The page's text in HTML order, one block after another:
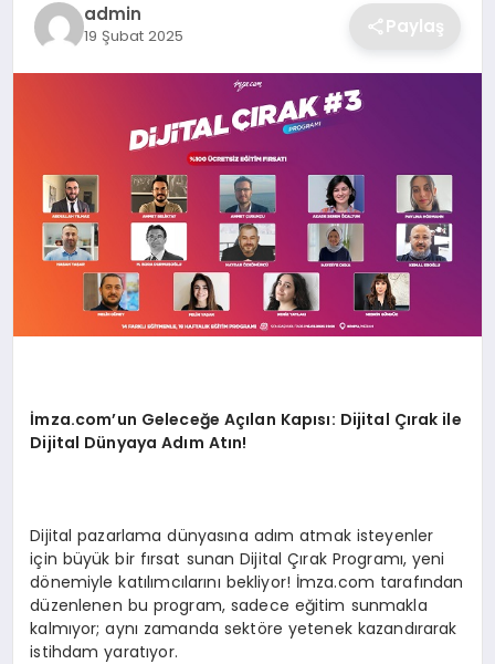
YAŞAM
admin
19 Şubat 2025 Paylaş
İmza.com’un Geleceğe Açılan Kapısı: Dijital Çırak ile
Dijital Dünyaya Adım Atın!
Dijital pazarlama dünyasına adım atmak isteyenler
için büyük bir fırsat sunan Dijital Çırak Programı, yeni
dönemiyle katılımcılarını bekliyor! İmza.com tarafından
düzenlenen bu program, sadece eğitim sunmakla
kalmıyor; aynı zamanda sektöre yetenek kazandırarak
istihdam yaratıyor.